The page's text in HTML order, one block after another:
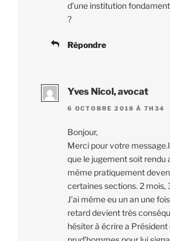
d’une institution
?
Répondre
Yves Nicol, avocat
6 OCTOBRE 2018 À 7H34
Bonjour,
Merci pour votre
que le jugement soit rendu
même pratiquement
certaines sections. 2 mois,
J’ai même eu un an une
retard devient très
hésiter à écrire a Président